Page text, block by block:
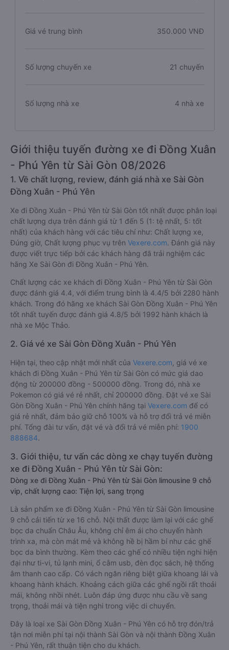
Giá vé trung bình 350.000 VNĐ
Số lượng chuyến xe 21 chuyến
Số lượng nhà xe 4 nhà xe
Giới thiệu tuyến đường xe đi Đồng Xuân
- Phú Yên từ Sài Gòn 08/2026
1. Về chất lượng, review, đánh giá nhà xe Sài Gòn
Đồng Xuân - Phú Yên
Xe đi Đồng Xuân - Phú Yên từ Sài Gòn tốt nhất được phân loại
chất lượng dựa trên đánh giá từ 1 đến 5 (1: tệ nhất, 5: tốt
nhất) của khách hàng với các tiêu chí như: Chất lượng xe,
Đúng giờ, Chất lượng phục vụ trên Vexere.com. Đánh giá này
được viết trực tiếp bởi các khách hàng đã trải nghiệm các
hãng Xe Sài Gòn đi Đồng Xuân - Phú Yên.
Chất lượng các xe khách đi Đồng Xuân - Phú Yên từ Sài Gòn
được đánh giá 4.4, với điểm trung bình là 4.4/5 bởi 2280 hành
khách. Trong đó hãng xe khách Sài Gòn Đồng Xuân - Phú Yên
tốt nhất tuyến được đánh giá 4.8/5 bởi 1992 hành khách là
nhà xe Mộc Thảo.
2. Giá vé xe Sài Gòn Đồng Xuân - Phú Yên
Hiện tại, theo cập nhật mới nhất của Vexere.com , giá vé xe
khách đi Đồng Xuân - Phú Yên từ Sài Gòn có mức giá dao
động từ 200000 đồng - 500000 đồng. Trong đó, nhà xe
Pokemon có giá vé rẻ nhất, chỉ 200000 đồng. Đặt vé xe Sài
Gòn Đồng Xuân - Phú Yên chính hãng tại Vexere.com để có
giá rẻ nhất, đảm bảo giữ chỗ 100% và hỗ trợ đổi trả vé miễn
phí. Tổng đài tư vấn, đặt vé và đổi trả vé miễn phí: 1900
888684.
3. Giới thiệu, tư vấn các dòng xe chạy tuyến đường
xe đi Đồng Xuân - Phú Yên từ Sài Gòn:
Dòng xe đi Đồng Xuân - Phú Yên từ Sài Gòn limousine 9 chỗ
vip, chất lượng cao: Tiện lợi, sang trọng
Là sản phẩm xe đi Đồng Xuân - Phú Yên từ Sài Gòn limousine
9 chỗ cải tiến từ xe 16 chỗ. Nội thất được làm lại với các ghế
bọc da chuẩn Châu Âu, không chỉ êm ái cho chuyến hành
trình xa, mà còn mát mẻ và không hề bị hầm bí như các ghế
bọc da bình thường. Kèm theo các ghế có nhiều tiện nghi hiện
đại như ti-vi, tủ lạnh mini, ổ cắm usb, đèn đọc sách, hệ thống
âm thanh cao cấp. Có vách ngăn riêng biệt giữa khoang lái và
khoang hành khách. Khoảng cách giữa các ghế ngồi rất thoải
mái, không nhồi nhét. Luôn đáp ứng được nhu cầu về sang
trọng, thoải mái và tiện nghi trong việc di chuyển.
Đây là loại xe Sài Gòn Đồng Xuân - Phú Yên có hỗ trợ đón/trả
tận nơi miễn phí tại nội thành Sài Gòn và nội thành Đồng Xuân
- Phú Yên, rất thuận tiện cho du khách.